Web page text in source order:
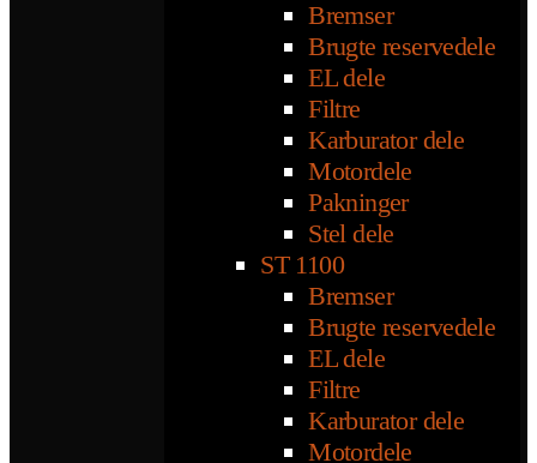
Bremser
Brugte reservedele
EL dele
Filtre
Karburator dele
Motordele
Pakninger
Stel dele
ST 1100
Bremser
Brugte reservedele
EL dele
Filtre
Karburator dele
Motordele